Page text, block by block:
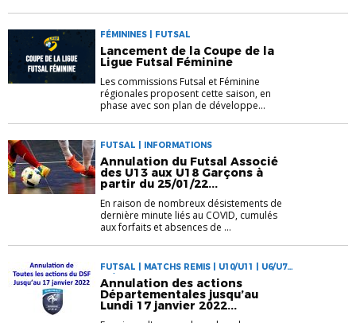
FÉMININES | FUTSAL
Lancement de la Coupe de la
Ligue Futsal Féminine
Les commissions Futsal et Féminine
régionales proposent cette saison, en
phase avec son plan de développe...
FUTSAL | INFORMATIONS
Annulation du Futsal Associé
des U13 aux U18 Garçons à
partir du 25/01/22...
En raison de nombreux désistements de
dernière minute liés au COVID, cumulés
aux forfaits et absences de ...
FUTSAL | MATCHS REMIS | U10/U11 | U6/U7 |
U8/U9
Annulation des actions
Départementales jusqu’au
Lundi 17 janvier 2022...